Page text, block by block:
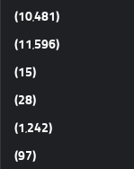
(10٬481)
(11٬596)
(15)
(28)
(1٬242)
(97)